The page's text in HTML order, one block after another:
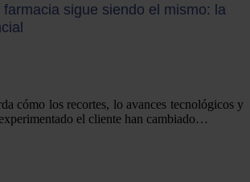
sigue siendo el mismo: la
cómo los recortes, lo avances tecnológicos y
el cliente han cambiado…